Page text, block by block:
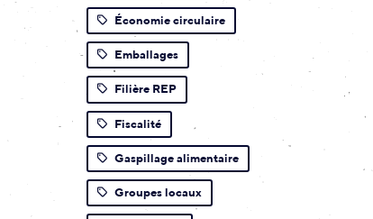
Économie circulaire
Emballages
Filière REP
Fiscalité
Gaspillage alimentaire
Groupes locaux